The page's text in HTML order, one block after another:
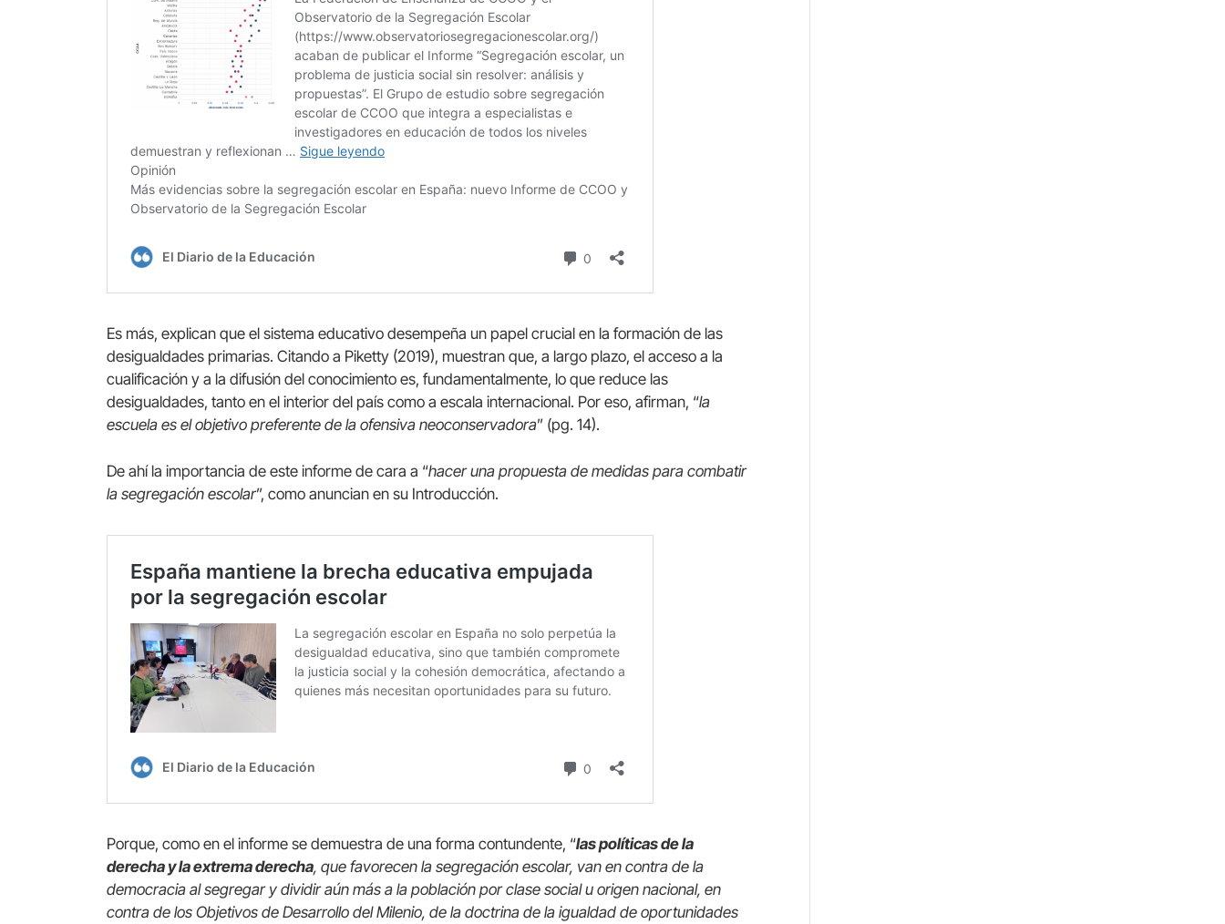
Es más, explican que el sistema educativo desempeña un papel crucial en la formación de las
desigualdades primarias. Citando a Piketty (2019), muestran que, a largo plazo, el acceso a la
cualificación y a la difusión del conocimiento es, fundamentalmente, lo que reduce las
desigualdades, tanto en el interior del país como a escala internacional. Por eso, afirman, “la
escuela es el objetivo preferente de la ofensiva neoconservadora” (pg. 14).
De ahí la importancia de este informe de cara a “hacer una propuesta de medidas para combatir
la segregación escolar”, como anuncian en su Introducción.
Porque, como en el informe se demuestra de una forma contundente, “las políticas de la
derecha y la extrema derecha, que favorecen la segregación escolar, van en contra de la
democracia al segregar y dividir aún más a la población por clase social u origen nacional, en
contra de los Objetivos de Desarrollo del Milenio, de la doctrina de la igualdad de oportunidades